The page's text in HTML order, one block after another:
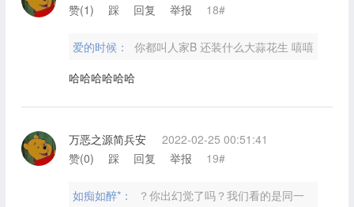
赞(1) 踩 回复 举报 18#
爱的时候：
你都叫人家B 还装什么大蒜花生 嘻嘻
哈哈哈哈哈哈
万恶之源简兵安
2022-02-25 00:51:41
赞(0) 踩 回复 举报 19#
如痴如醉*：
？你出幻觉了吗？我们看的是同一